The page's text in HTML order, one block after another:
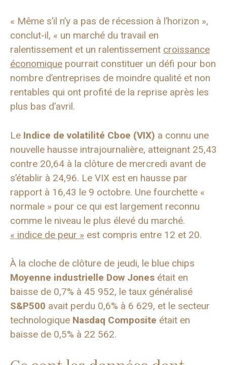
« Même s’il n’y a pas de récession à l’horizon »,
conclut-il, « un marché du travail en
ralentissement et un ralentissement croissance
économique pourrait constituer un défi pour bon
nombre d’entreprises de moindre qualité et non
rentables qui ont profité de la reprise après les
plus bas d’avril.
Le Indice de volatilité Cboe (VIX) a connu une
nouvelle hausse intrajournalière, atteignant 25,43
contre 20,64 à la clôture de mercredi avant de
s’établir à 24,96. Le VIX est en hausse par
rapport à 16,43 le 9 octobre. Une fourchette «
normale » pour ce qui est largement reconnu
comme le niveau le plus élevé du marché.
« indice de peur » est compris entre 12 et 20.
À la cloche de clôture de jeudi, le blue chips
Moyenne industrielle Dow Jones était en
baisse de 0,7% à 45 952, le taux généralisé
S&P500 avait perdu 0,6% à 6 629, et le secteur
technologique Nasdaq Composite était en
baisse de 0,5% à 22 562.